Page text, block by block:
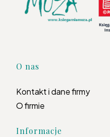
Linki w stopce
O nas
Kontakt i dane firmy
O firmie
Informacje